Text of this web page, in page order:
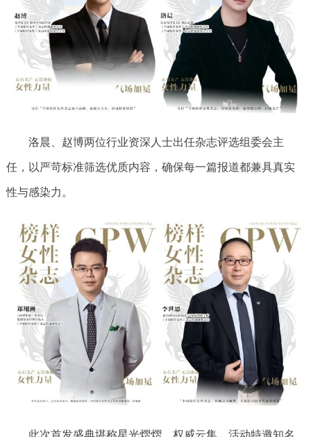
洛晨、赵博两位行业资深人士出任杂志评选组委会主
任，以严苛标准筛选优质内容，确保每一篇报道都兼具真实
性与感染力。
此次首发盛典堪称星光熠熠、权威云集。活动特邀知名